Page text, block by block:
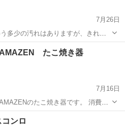
7月26日
多少の汚れはありますが、きれい
。 ガスホース付きです。
たこ焼き器
7月16日
のたこ焼き器です。 消費電
す。 18個焼けます。 プレートは
ら調理しやすく、お手入れ簡単で
コンロ